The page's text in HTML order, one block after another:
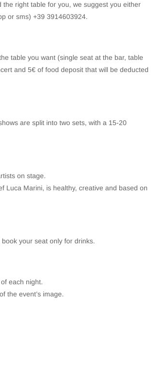
right table for you, we suggest you either
or sms) +39 3914603924.
table you want (single seat at the bar, table
and 5€ of food deposit that will be deducted
are split into two sets, with a 15-20
on stage.
Luca Marini, is healthy, creative and based on
your seat only for drinks.
each night.
the event’s image.